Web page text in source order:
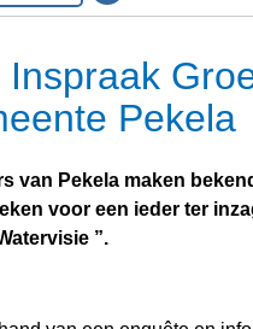
Pekela
van Pekela maken
voor een ieder ter
”.